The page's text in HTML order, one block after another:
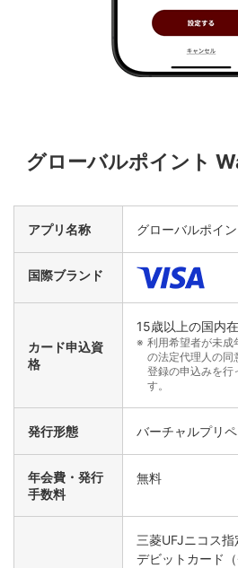
グローバルポイント
アプリ名称 グローバルポイ
国際ブランド
カード申込資
格
15歳以上の国内
利用希望者が未成
の法定代理人の同
登録の申込みを行
す。
発行形態 バーチャルプリ
年会費・発行
手数料
無料
三菱UFJニコス指
デビットカード（